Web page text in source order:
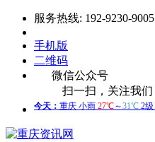
服务热线: 192-9230-9005
手机版
二维码
微信公众号
扫一扫，关注我们